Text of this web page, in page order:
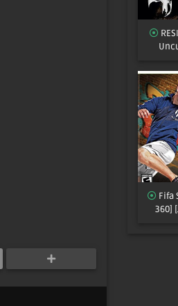
Fifa
360]